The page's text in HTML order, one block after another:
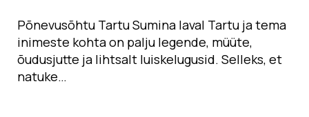
Põnevusõhtu Tartu Sumina laval Tartu ja tema
inimeste kohta on palju legende, müüte,
õudusjutte ja lihtsalt luiskelugusid. Selleks, et
natuke…